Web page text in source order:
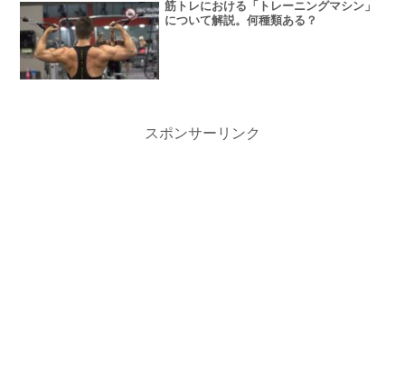
筋トレにおける「トレーニングマシン」
について解説。何種類ある？
スポンサーリンク